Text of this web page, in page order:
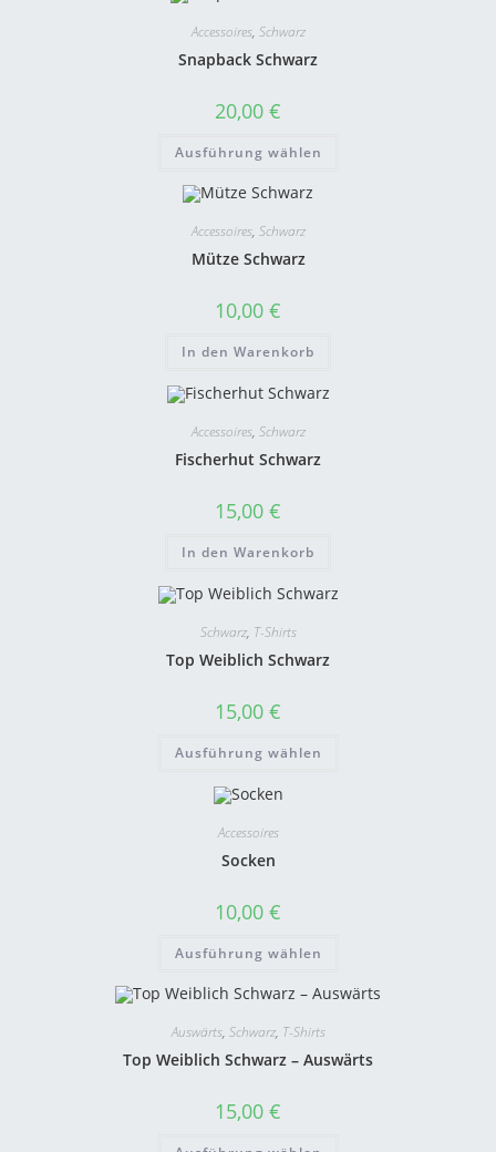
Accessoires, Schwarz
Snapback Schwarz
20,00 €
Ausführung wählen
Accessoires, Schwarz
Mütze Schwarz
10,00 €
In den Warenkorb
Accessoires, Schwarz
Fischerhut Schwarz
15,00 €
In den Warenkorb
Schwarz, T-Shirts
Top Weiblich Schwarz
15,00 €
Ausführung wählen
Accessoires
Socken
10,00 €
Ausführung wählen
Auswärts, Schwarz, T-Shirts
Top Weiblich Schwarz – Auswärts
15,00 €